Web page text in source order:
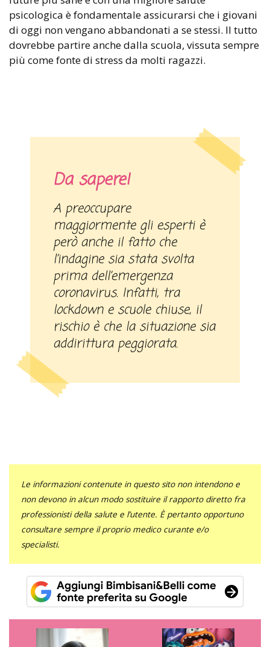
psicologica è fondamentale assicurarsi che i giovani
di oggi non vengano abbandonati a se stessi. Il tutto
dovrebbe partire anche dalla scuola, vissuta sempre
più come fonte di stress da molti ragazzi.
Da sapere!
A preoccupare
maggiormente gli esperti è
però anche il fatto che
l’indagine sia stata svolta
prima dell’emergenza
coronavirus. Infatti, tra
lockdown e scuole chiuse, il
rischio è che la situazione sia
addirittura peggiorata.
Le informazioni contenute in questo sito non intendono e
non devono in alcun modo sostituire il rapporto diretto fra
professionisti della salute e l’utente. È pertanto opportuno
consultare sempre il proprio medico curante e/o
specialisti.